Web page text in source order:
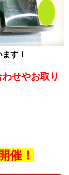
す！
せやお取り
催！